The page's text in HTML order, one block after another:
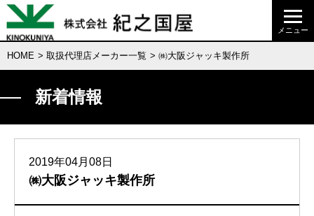
HOME > 取扱代理店メーカー一覧 > ㈱大阪ジャッキ製作所
新着情報
2019年04月08日
㈱大阪ジャッキ製作所